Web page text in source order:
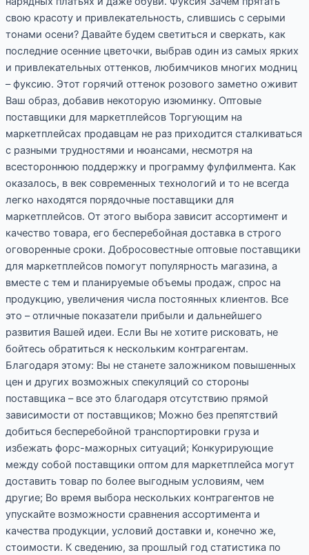
свою красоту и привлекательность, слившись с серыми
тонами осени? Давайте будем светиться и сверкать, как
последние осенние цветочки, выбрав один из самых ярких
и привлекательных оттенков, любимчиков многих модниц
– фуксию. Этот горячий оттенок розового заметно оживит
Ваш образ, добавив некоторую изюминку. Оптовые
поставщики для маркетплейсов Торгующим на
маркетплейсах продавцам не раз приходится сталкиваться
с разными трудностями и нюансами, несмотря на
всестороннюю поддержку и программу фулфилмента. Как
оказалось, в век современных технологий и то не всегда
легко находятся порядочные поставщики для
маркетплейсов. От этого выбора зависит ассортимент и
качество товара, его бесперебойная доставка в строго
оговоренные сроки. Добросовестные оптовые поставщики
для маркетплейсов помогут популярность магазина, а
вместе с тем и планируемые объемы продаж, спрос на
продукцию, увеличения числа постоянных клиентов. Все
это – отличные показатели прибыли и дальнейшего
развития Вашей идеи. Если Вы не хотите рисковать, не
бойтесь обратиться к нескольким контрагентам.
Благодаря этому: Вы не станете заложником повышенных
цен и других возможных спекуляций со стороны
поставщика – все это благодаря отсутствию прямой
зависимости от поставщиков; Можно без препятствий
добиться бесперебойной транспортировки груза и
избежать форс-мажорных ситуаций; Конкурирующие
между собой поставщики оптом для маркетплейса могут
доставить товар по более выгодным условиям, чем
другие; Во время выбора нескольких контрагентов не
упускайте возможности сравнения ассортимента и
качества продукции, условий доставки и, конечно же,
стоимости. К сведению, за прошлый год статистика по